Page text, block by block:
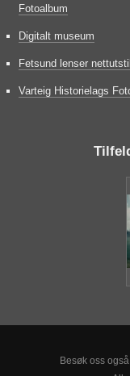
Fotoalbum
Digitalt museum
Fetsund lenser
Varteig Historielags
Besøk oss